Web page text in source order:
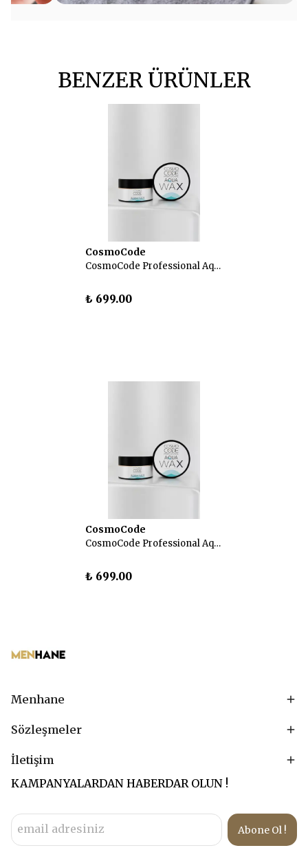
BENZER ÜRÜNLER
CosmoCode
CosmoCode Professional Aqua Wax – Saç Şekillendirici Wax 100 ml
₺ 699.00
CosmoCode
CosmoCode Professional Aqua Wax – Saç Şekillendirici Wax 100 ml
₺ 699.00
Menhane
Sözleşmeler
İletişim
KAMPANYALARDAN HABERDAR OLUN !
Abone Ol !